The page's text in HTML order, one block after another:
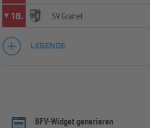
18.
SV Grainet
LEGENDE
BFV-Widget generieren